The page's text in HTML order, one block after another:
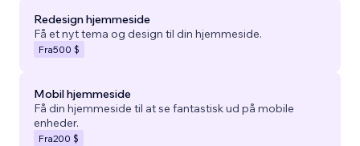
Redesign hjemmeside
Få et nyt tema og design til din hjemmeside.
Fra500 $
Mobil hjemmeside
Få din hjemmeside til at se fantastisk ud på mobile
enheder.
Fra200 $